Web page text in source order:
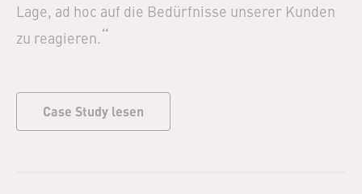
Lage, ad hoc auf die Bedürfnisse unserer Kunden
zu reagieren.“
Case Study lesen